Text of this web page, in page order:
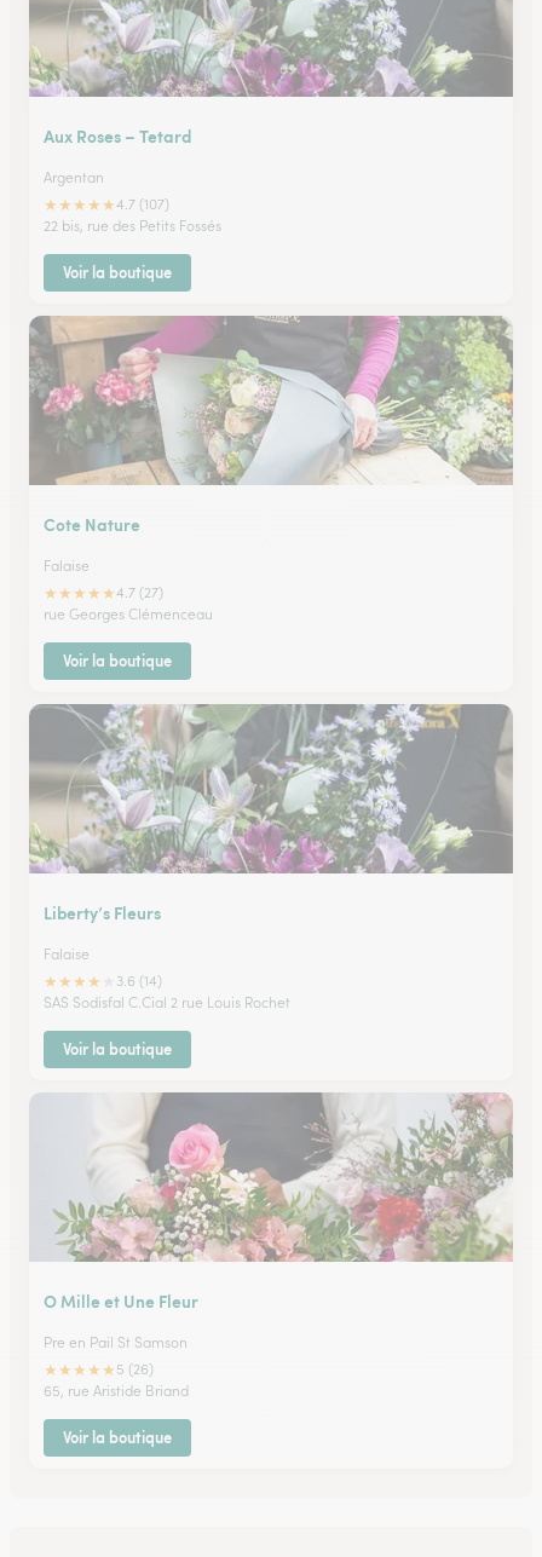
Aux Roses – Tetard
Argentan
★★★★★4.7 (107)
22 bis, rue des Petits Fossés
Voir la boutique
Cote Nature
Falaise
★★★★★4.7 (27)
rue Georges Clémenceau
Voir la boutique
Liberty’s Fleurs
Falaise
★★★★
3.6 (14)
SAS Sodisfal C.Cial 2 rue Louis Rochet
Voir la boutique
O Mille et Une Fleur
Pre en Pail St Samson
★★★★★ 5 (26)
65, rue Aristide Briand
Voir la boutique